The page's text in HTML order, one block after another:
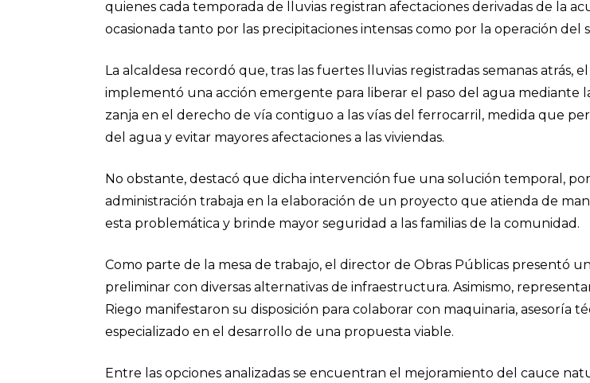
quienes cada temporada de lluvias registran afectaciones derivadas de la
ocasionada tanto por las precipitaciones intensas como por la operación del
La alcaldesa recordó que, tras las fuertes lluvias registradas semanas atrás,
implementó una acción emergente para liberar el paso del agua mediante
zanja en el derecho de vía contiguo a las vías del ferrocarril, medida que
del agua y evitar mayores afectaciones a las viviendas.
No obstante, destacó que dicha intervención fue una solución temporal,
administración trabaja en la elaboración de un proyecto que atienda de
esta problemática y brinde mayor seguridad a las familias de la comunidad.
Como parte de la mesa de trabajo, el director de Obras Públicas presentó
preliminar con diversas alternativas de infraestructura. Asimismo,
Riego manifestaron su disposición para colaborar con maquinaria, asesoría
especializado en el desarrollo de una propuesta viable.
Entre las opciones analizadas se encuentran el mejoramiento del cauce